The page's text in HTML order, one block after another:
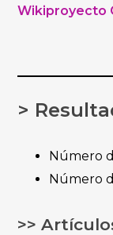
Wikiproyecto
>
Número
Número
>>